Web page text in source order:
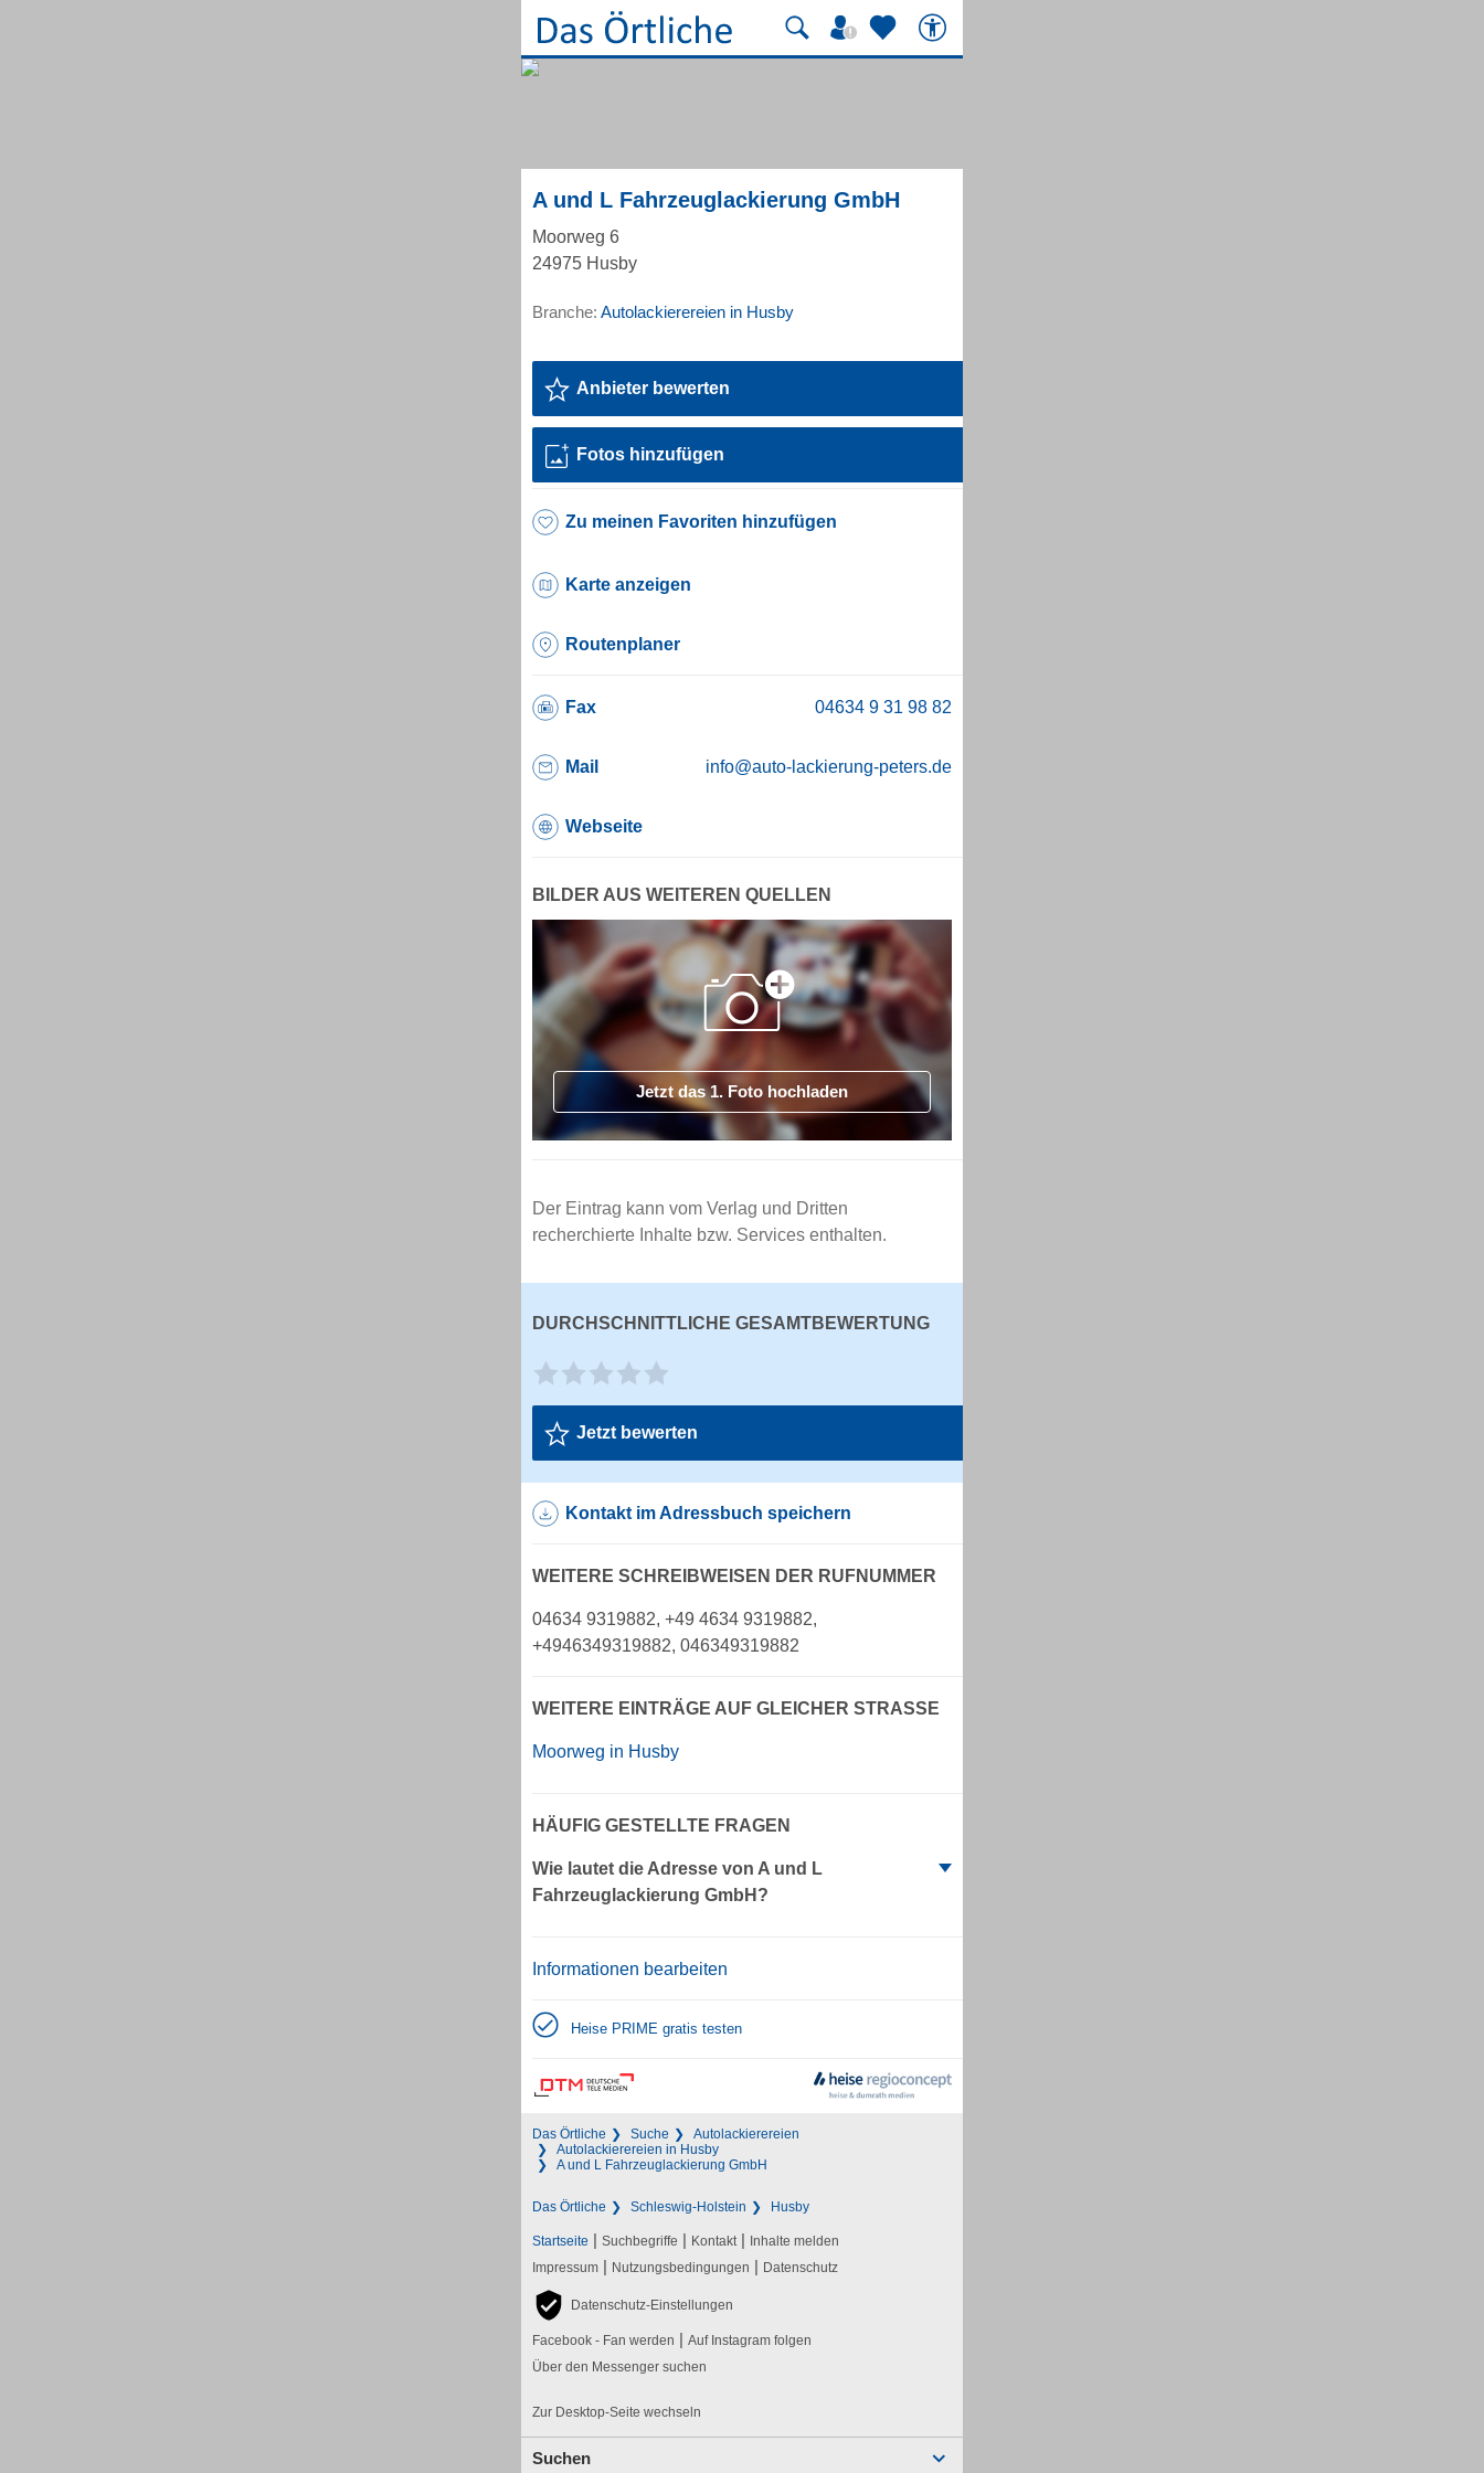
A und L Fahrzeuglackierung GmbH
Moorweg 6
24975 Husby
Branche: Autolackierereien in Husby
Anbieter bewerten
Fotos hinzufügen
Zu meinen Favoriten hinzufügen
Karte anzeigen
Routenplaner
Fax
Mail info@auto-lackierung-peters.de
Webseite
BILDER AUS WEITEREN QUELLEN
Jetzt das 1. Foto hochladen
Der Eintrag kann vom Verlag und Dritten
recherchierte Inhalte bzw. Services enthalten.
DURCHSCHNITTLICHE GESAMTBEWERTUNG
Jetzt bewerten
Kontakt im Adressbuch speichern
WEITERE SCHREIBWEISEN DER RUFNUMMER
04634 9319882, +49 4634 9319882,
+4946349319882, 046349319882
WEITERE EINTRÄGE AUF GLEICHER STRASSE
Moorweg in Husby
HÄUFIG GESTELLTE FRAGEN
Wie lautet die Adresse von A und L
Fahrzeuglackierung GmbH?
Informationen bearbeiten
Heise PRIME gratis testen
Das Örtliche Suche
Autolackierereien
Autolackierereien in Husby
A und L Fahrzeuglackierung GmbH
Das Örtliche Schleswig-Holstein Husby
Startseite | Suchbegriffe | Kontakt | Inhalte melden
Impressum | Nutzungsbedingungen | Datenschutz
Datenschutz-Einstellungen
Facebook - Fan werden | Auf Instagram folgen
Über den Messenger suchen
Zur Desktop-Seite wechseln
Suchen